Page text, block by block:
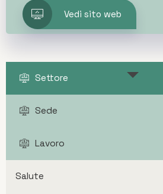
Vedi sito web
Settore
Sede
Lavoro
Salute